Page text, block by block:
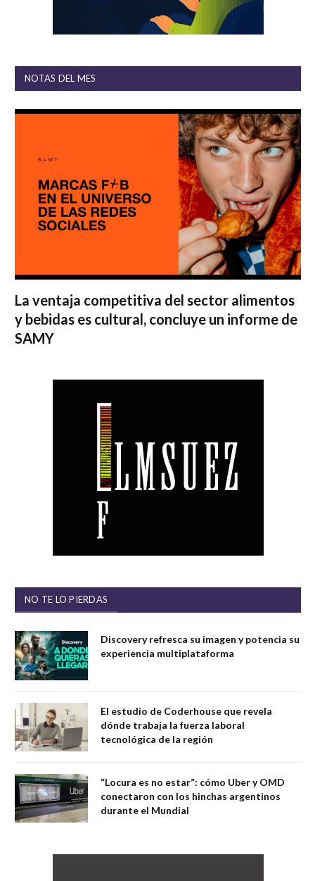
NOTAS DEL MES
La ventaja competitiva del sector alimentos
y bebidas es cultural, concluye un informe de
SAMY
NO TE LO PIERDAS
Discovery refresca su imagen y potencia su
experiencia multiplataforma
El estudio de Coderhouse que revela
dónde trabaja la fuerza laboral
tecnológica de la región
“Locura es no estar”: cómo Uber y OMD
conectaron con los hinchas argentinos
durante el Mundial